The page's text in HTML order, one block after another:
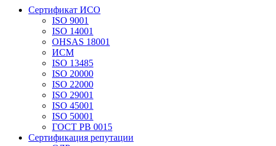
Сертификат ИСО
ISO 9001
ISO 14001
OHSAS 18001
ИСМ
ISO 13485
ISO 20000
ISO 22000
ISO 29001
ISO 45001
ISO 50001
ГОСТ РВ 0015
Сертификация репутации